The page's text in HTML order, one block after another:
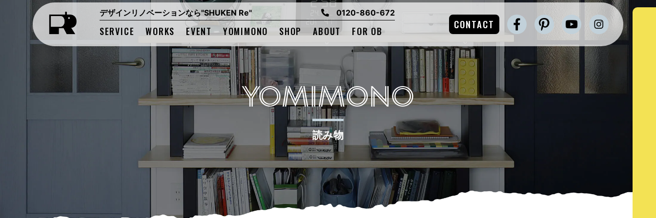
デザインリノベーションなら"SHUKEN Re" 0120-860-672
SERVICE WORKS EVENT YOMIMONO SHOP ABOUT FOR OB
CONTACT
YOMIMONO
読み物